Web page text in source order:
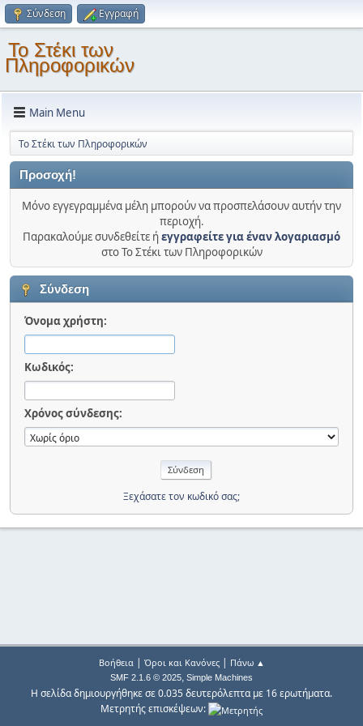
Σύνδεση Εγγραφή
Το Στέκι των
Πληροφορικών
Main Menu
Το Στέκι των Πληροφορικών
Προσοχή!
Μόνο εγγεγραμμένα μέλη μπορούν να προσπελάσουν αυτήν την
περιοχή.
Παρακαλούμε συνδεθείτε ήεγγραφείτε για έναν λογαριασμό
στο Το Στέκι των Πληροφορικών
Σύνδεση
Όνομα χρήστη:
Κωδικός:
Χρόνος σύνδεσης:
Ξεχάσατε τον κωδικό σας;
Βοήθεια| Όροι και Κανόνες| Πάνω ▲
SMF 2.1.6 © 2025, Simple Machines
Η σελίδα δημιουργήθηκε σε 0.035 δευτερόλεπτα με 16 ερωτήματα.
Μετρητής επισκέψεων: